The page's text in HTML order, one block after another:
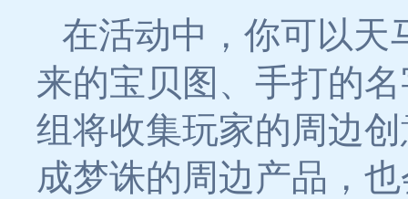
在活动中，你可以天
来的宝贝图、手打的
组将收集玩家的周边
成梦诛的周边产品，